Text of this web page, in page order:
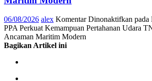
06/08/2026 alex Komentar Dinonaktifkan pada
PPA Perkuat Kemampuan Pertahanan Udara
Ancaman Maritim Modern
Bagikan Artikel ini